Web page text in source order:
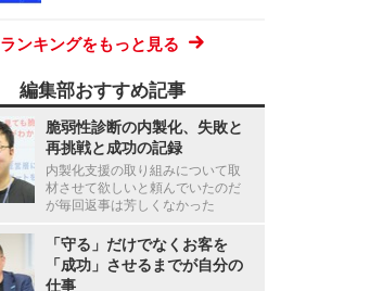
ランキングをもっと見る
編集部おすすめ記事
脆弱性診断の内製化、失敗と
再挑戦と成功の記録
内製化支援の取り組みについて取
材させて欲しいと頼んでいたのだ
が毎回返事は芳しくなかった
「守る」だけでなくお客を
「成功」させるまでが自分の
仕事